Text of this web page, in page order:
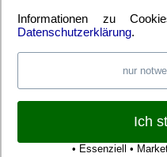
UEFA Europa League
(22)
Anmelden Eintrags-Feed
Informationen zu
Datenschutzerklärung.
nur
Ich
• Essenziell •